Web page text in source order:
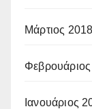
Μάρτιος 2018
Ιανουάριος